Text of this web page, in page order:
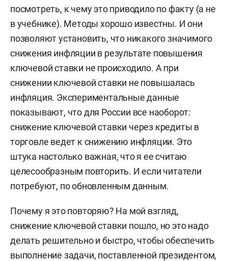
посмотреть, к чему это приводило по факту (а не
в учебнике). Методы хорошо известны. И они
позволяют установить, что никакого значимого
снижения инфляции в результате повышения
ключевой ставки не происходило. А при
снижении ключевой ставки не повышалась
инфляция. Экспериментальные данные
показывают, что для России все наоборот:
снижение ключевой ставки через кредиты в
торговле ведет к снижению инфляции. Это
штука настолько важная, что я ее считаю
целесообразным повторить. И если читатели
потребуют, по обновленным данным.
Почему я это повторяю? На мой взгляд,
снижение ключевой ставки пошло, но это надо
делать решительно и быстро, чтобы обеспечить
выполнение задачи, поставленной президентом,